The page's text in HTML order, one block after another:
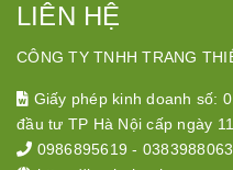
LIÊN HỆ
CÔNG TY TNHH TRANG
Giấy phép kinh doanh số:
đầu tư TP Hà Nội cấp ngày
0986895619 - 0383988063